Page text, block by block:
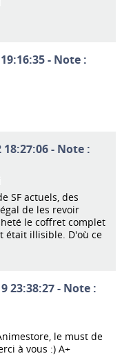
- Note :
18:27:06 - Note :
SF actuels, des
de les revoir
le coffret complet
était illisible. D'où ce
23:38:27 - Note :
le must de
à vous :) A+